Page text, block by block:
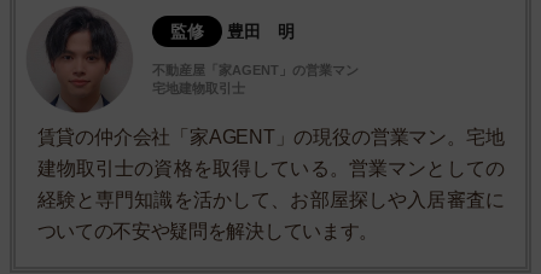
監修 豊田 明
不動産屋「家AGENT」の営業マン
宅地建物取引士
賃貸の仲介会社「家AGENT」の現役の営業マン。宅地
建物取引士の資格を取得している。営業マンとしての
経験と専門知識を活かして、お部屋探しや入居審査に
ついての不安や疑問を解決しています。